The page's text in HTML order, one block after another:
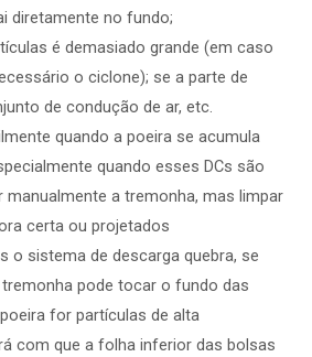
diretamente no fundo;
é demasiado grande (em caso
o ciclone); se a parte de
de condução de ar, etc.
quando a poeira se acumula
quando esses DCs são
manualmente a tremonha, mas limpar
certa ou projetados
o sistema de descarga quebra, se
pode tocar o fundo das
for partículas de alta
com que a folha inferior das bolsas